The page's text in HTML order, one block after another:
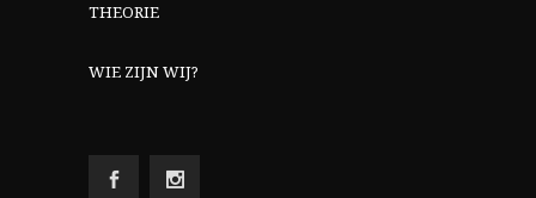
THEORIE
WIE ZIJN WIJ?